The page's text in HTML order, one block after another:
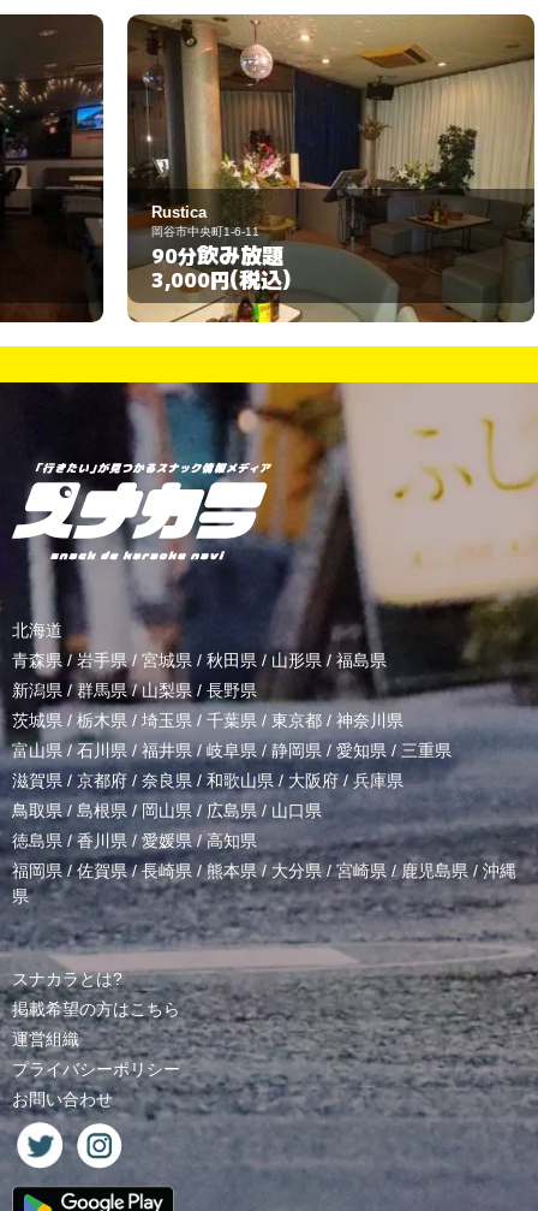
Rustica
岡谷市中央町1-6-11
90分 飲み放題
3,000円(税込)
諏
北海道
青森県 / 岩手県/ 宮城県 / 秋田県 / 山形県/ 福島県
新潟県 /群馬県/山梨県 / 長野県
茨城県 / 栃木県 / 埼玉県 / 千葉県 / 東京都 / 神奈川県
富山県 /石川県/福井県/岐阜県 / 静岡県 / 愛知県 / 三重県
滋賀県 / 京都府 / 奈良県 / 和歌山県/ 大阪府 /兵庫県
鳥取県/ 島根県 /岡山県/ 広島県 / 山口県
徳島県 /香川県 / 愛媛県/高知県
福岡県/佐賀県/長崎県 /熊本県/ 大分県/宮崎県 /鹿児島県 / 沖縄
県
スナカラとは?
掲載希望の方はこちら
運営組織
プライバシーポリシー
お問い合わせ